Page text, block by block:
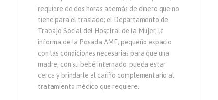
requiere de dos horas además de dinero que no
tiene para el traslado; el Departamento de
Trabajo Social del Hospital de la Mujer, le
informa de la Posada AME, pequeño espacio
con las condiciones necesarias para que una
madre, con su bebé internado, pueda estar
cerca y brindarle el cariño complementario al
tratamiento médico que requiere.